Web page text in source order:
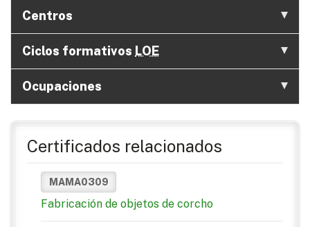
Centros
Ciclos formativos LOE
Ocupaciones
Certificados relacionados
MAMA0309
Fabricación de objetos de corcho